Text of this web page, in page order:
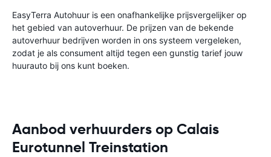
EasyTerra Autohuur is een onafhankelijke prijsvergelijker op
het gebied van autoverhuur. De prijzen van de bekende
autoverhuur bedrijven worden in ons systeem vergeleken,
zodat je als consument altijd tegen een gunstig tarief jouw
huurauto bij ons kunt boeken.
Aanbod verhuurders op Calais
Eurotunnel Treinstation